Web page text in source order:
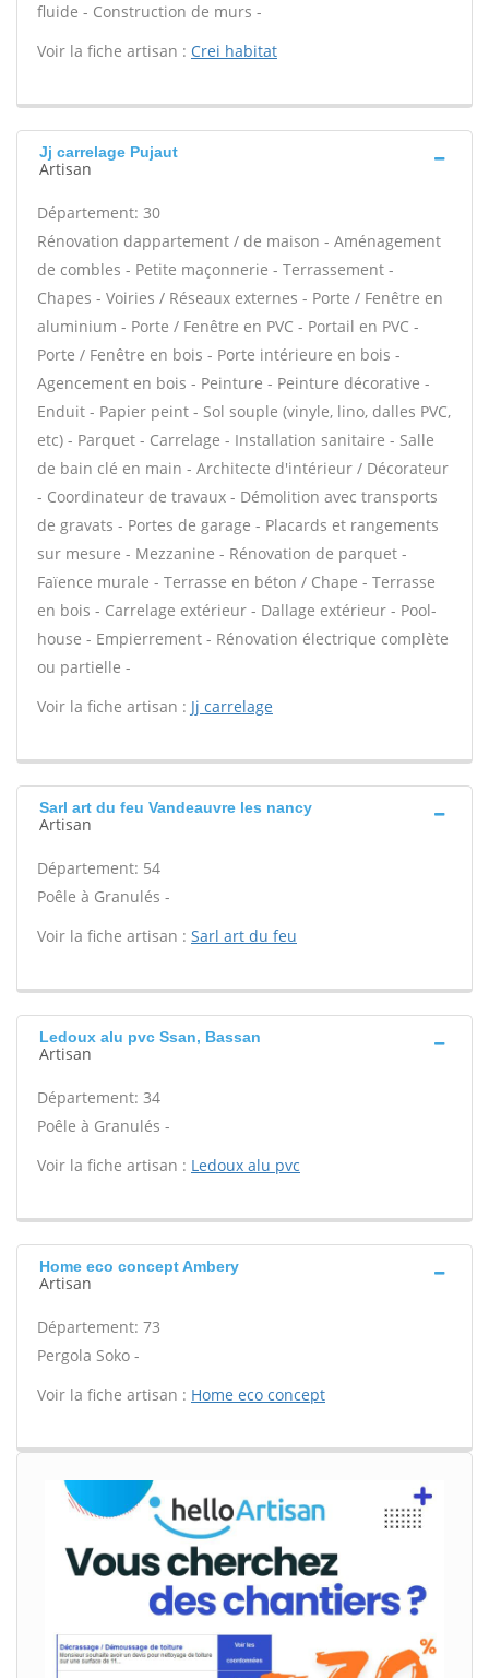
fluide - Construction de murs -
Voir la fiche artisan : Crei habitat
Jj carrelage Pujaut
Artisan
Département: 30
Rénovation dappartement / de maison - Aménagement
de combles - Petite maçonnerie - Terrassement -
Chapes - Voiries / Réseaux externes - Porte / Fenêtre en
aluminium - Porte / Fenêtre en PVC - Portail en PVC -
Porte / Fenêtre en bois - Porte intérieure en bois -
Agencement en bois - Peinture - Peinture décorative -
Enduit - Papier peint - Sol souple (vinyle, lino, dalles PVC,
etc) - Parquet - Carrelage - Installation sanitaire - Salle
de bain clé en main - Architecte d'intérieur / Décorateur
- Coordinateur de travaux - Démolition avec transports
de gravats - Portes de garage - Placards et rangements
sur mesure - Mezzanine - Rénovation de parquet -
Faïence murale - Terrasse en béton / Chape - Terrasse
en bois - Carrelage extérieur - Dallage extérieur - Pool-
house - Empierrement - Rénovation électrique complète
ou partielle -
Voir la fiche artisan : Jj carrelage
Sarl art du feu Vandeauvre les nancy
Artisan
Département: 54
Poêle à Granulés -
Voir la fiche artisan : Sarl art du feu
Ledoux alu pvc Ssan, Bassan
Artisan
Département: 34
Poêle à Granulés -
Voir la fiche artisan : Ledoux alu pvc
Home eco concept Ambery
Artisan
Département: 73
Pergola Soko -
Voir la fiche artisan : Home eco concept